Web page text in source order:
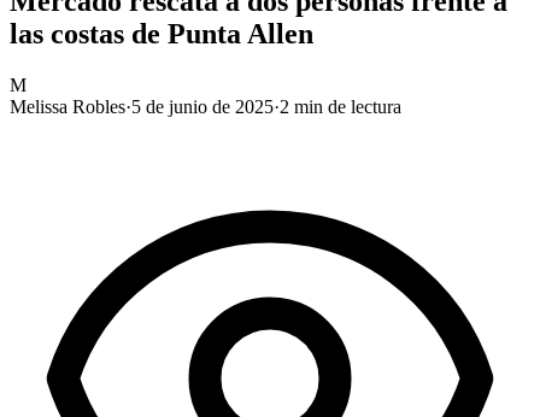
las costas de Punta Allen
M
Melissa Robles·5 de junio de 2025·2 min de lectura